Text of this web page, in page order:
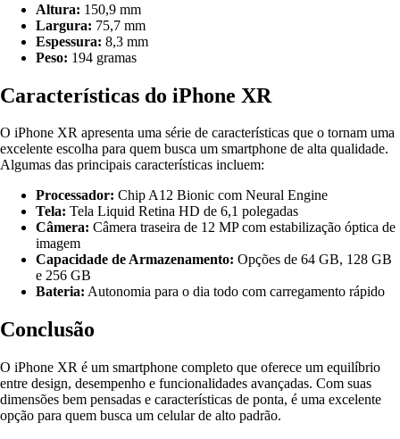
Altura: 150,9 mm
Largura: 75,7 mm
Espessura: 8,3 mm
Peso: 194 gramas
Características do iPhone XR
O iPhone XR apresenta uma série de características que o tornam uma
excelente escolha para quem busca um smartphone de alta qualidade.
Algumas das principais características incluem:
Processador: Chip A12 Bionic com Neural Engine
Tela: Tela Liquid Retina HD de 6,1 polegadas
Câmera: Câmera traseira de 12 MP com estabilização óptica de
imagem
Capacidade de Armazenamento: Opções de 64 GB, 128 GB
e 256 GB
Bateria: Autonomia para o dia todo com carregamento rápido
Conclusão
O iPhone XR é um smartphone completo que oferece um equilíbrio
entre design, desempenho e funcionalidades avançadas. Com suas
dimensões bem pensadas e características de ponta, é uma excelente
opção para quem busca um celular de alto padrão.